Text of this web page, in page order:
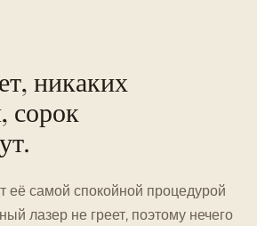
никаких
её самой спокойной процедурой
лазер не греет, поэтому нечего